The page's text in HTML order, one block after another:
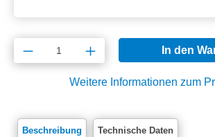
Produkt Anzahl: Gib den
In den
Weitere Informationen zum
Beschreibung Technische Daten